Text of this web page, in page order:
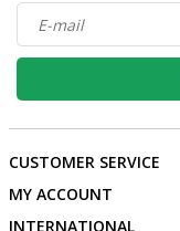
CUSTOMER SERVICE
MY ACCOUNT
INTERNATIONAL